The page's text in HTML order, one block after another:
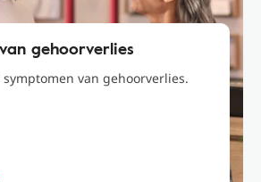
gehoorverlies
van gehoorverlies.